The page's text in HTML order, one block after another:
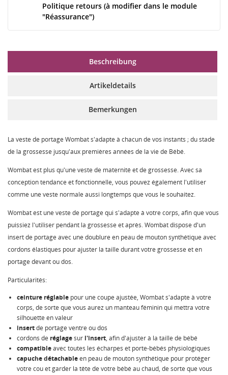
Politique retours (à modifier dans le module
"Réassurance")
Beschreibung
Artikeldetails
Bemerkungen
La veste de portage Wombat s'adapte à chacun de vos instants ; du stade
de la grossesse jusqu'aux premières années de la vie de Bébé.
Wombat est plus qu'une veste de maternité et de grossesse. Avec sa
conception tendance et fonctionnelle, vous pouvez également l'utiliser
comme une veste normale aussi longtemps que vous le souhaitez.
Wombat est une veste de portage qui s'adapte à votre corps, afin que vous
puissiez l'utiliser pendant la grossesse et après. Wombat dispose d'un
insert de portage avec une doublure en peau de mouton synthétique avec
cordons élastiques pour ajuster la taille durant votre grossesse et en
portage devant ou dos.
Particularités:
ceinture réglable pour une coupe ajustée, Wombat s'adapte à votre
corps, de sorte que vous aurez un manteau féminin qui mettra votre
silhouette en valeur
insertde portage ventre ou dos
cordons de réglagesur l'insert, afin d'ajuster à la taille de bébé
compatibleavec toutes les écharpes et porte-bébés physiologiques
capuche détachableen peau de mouton synthétique pour protéger
votre cou et garder la tête de votre bébé au chaud, de sorte que vous